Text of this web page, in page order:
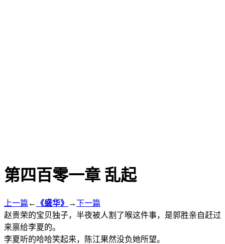
第四百零一章 乱起
上一篇 ← 《盛华》 →下一篇
赵贵荣的宝贝独子，半夜被人割了喉这件事，是郭胜亲自赶过
来禀给李夏的。
李夏听的哈哈笑起来，陈江果然没负她所望。